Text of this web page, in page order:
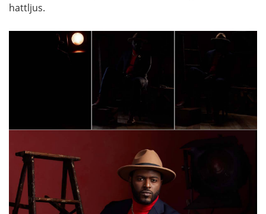
hattljus.